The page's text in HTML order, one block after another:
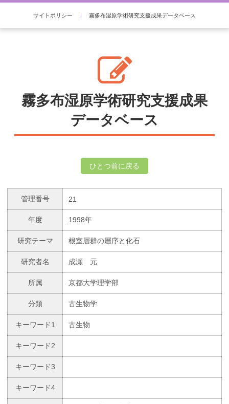
サイトポリシー | 霧多布湿原学術研究支援成果データベース
霧多布湿原学術研究支援成果
データベース
ひとつ前に戻る
管理番号 21
年度 1998年
研究テーマ 根室層群の層序と化石
研究者名 成瀬 元
所属 京都大学理学部
分類 古生物学
キーワード1 古生物
キーワード2
キーワード3
キーワード4